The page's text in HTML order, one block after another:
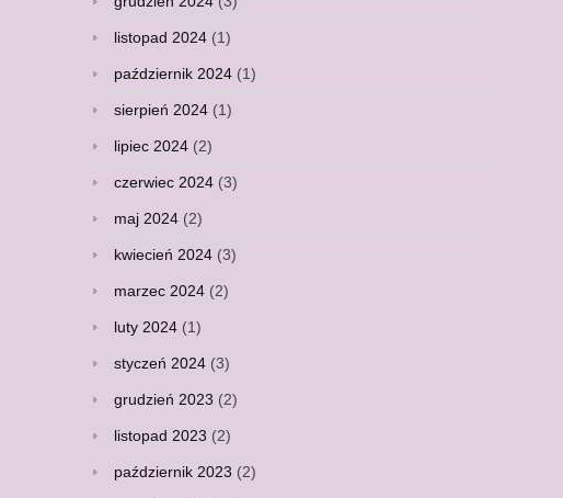
listopad 2024(1)
październik 2024(1)
sierpień 2024(1)
lipiec 2024(2)
czerwiec 2024(3)
maj 2024(2)
kwiecień 2024(3)
marzec 2024(2)
luty 2024(1)
styczeń 2024(3)
grudzień 2023 (2)
listopad 2023 (2)
październik 2023 (2)